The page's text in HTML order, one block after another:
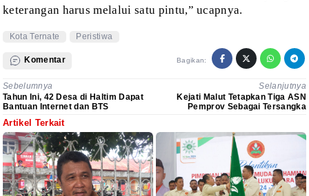
keterangan harus melalui satu pintu,” ucapnya.
Kota Ternate Peristiwa
Komentar Bagikan:
Sebelumnya
Tahun Ini, 42 Desa di Haltim Dapat
Bantuan Internet dan BTS
Selanjutnya
Kejati Malut Tetapkan Tiga ASN
Pemprov Sebagai Tersangka
Artikel Terkait